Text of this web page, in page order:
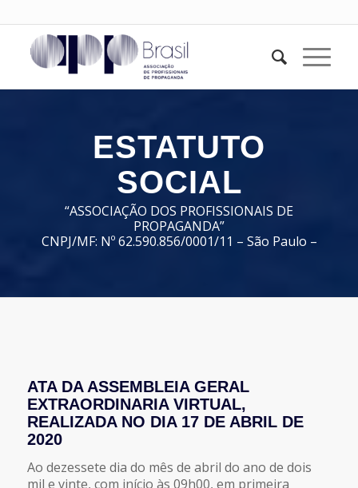
ESTATUTO
SOCIAL
“ASSOCIAÇÃO DOS PROFISSIONAIS DE
PROPAGANDA”
CNPJ/MF: Nº 62.590.856/0001/11 – São Paulo –
ATA DA ASSEMBLEIA GERAL
EXTRAORDINARIA VIRTUAL,
REALIZADA NO DIA 17 DE ABRIL DE
2020
Ao dezessete dia do mês de abril do ano de dois
mil e vinte, com início às 09h00, em primeira